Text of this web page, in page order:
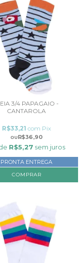
3/4 PAPAGAIO -
CANTAROLA
R$36,90
R$33,21 com Pix
R$5,27 sem juros
PRONTA ENTREGA
COMPRAR